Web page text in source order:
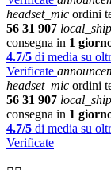
headset_mic ordini
56 31 907
consegna in 1
4.7/5 di media su
Verificate
headset_mic ordini
56 31 907
consegna in 1
4.7/5 di media su
Verificate